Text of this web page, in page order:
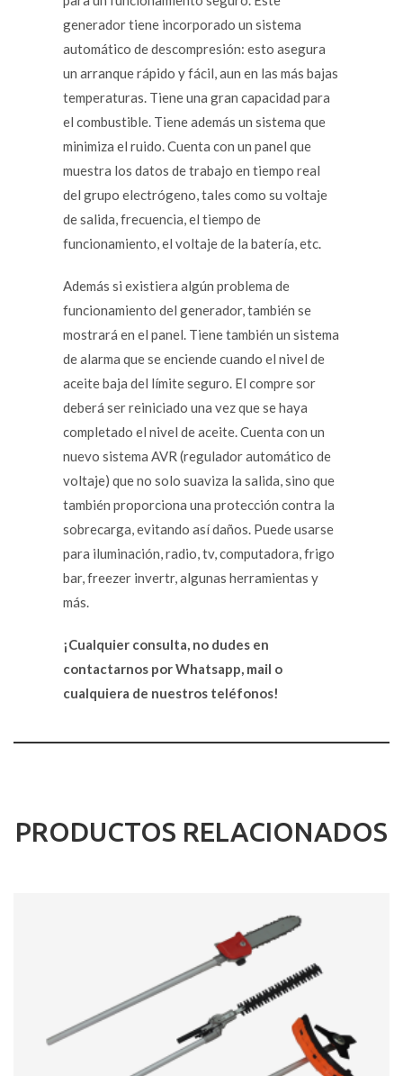
generador tiene incorporado un sistema
automático de descompresión: esto asegura
un arranque rápido y fácil, aun en las más bajas
temperaturas. Tiene una gran capacidad para
el combustible. Tiene además un sistema que
minimiza el ruido. Cuenta con un panel que
muestra los datos de trabajo en tiempo real
del grupo electrógeno, tales como su voltaje
de salida, frecuencia, el tiempo de
funcionamiento, el voltaje de la batería, etc.
Además si existiera algún problema de
funcionamiento del generador, también se
mostrará en el panel. Tiene también un sistema
de alarma que se enciende cuando el nivel de
aceite baja del límite seguro. El compre sor
deberá ser reiniciado una vez que se haya
completado el nivel de aceite. Cuenta con un
nuevo sistema AVR (regulador automático de
voltaje) que no solo suaviza la salida, sino que
también proporciona una protección contra la
sobrecarga, evitando así daños. Puede usarse
para iluminación, radio, tv, computadora, frigo
bar, freezer invertr, algunas herramientas y
más.
¡Cualquier consulta, no dudes en
contactarnos por Whatsapp, mail o
cualquiera de nuestros teléfonos!
PRODUCTOS RELACIONADOS